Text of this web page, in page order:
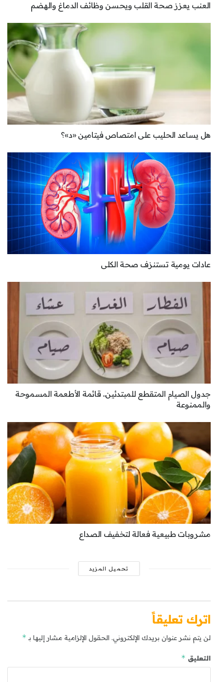
العنب يعزز صحة القلب ويحسن وظائف الدماغ والهضم
هل يساعد الحليب على امتصاص فيتامين «د»؟
عادات يومية تستنزف صحة الكلى
جدول الصيام المتقطع للمبتدئين.. قائمة الأطعمة المسموحة
والممنوعة
مشروبات طبيعية فعالة لتخفيف الصداع
تحميل المزيد
اترك تعليقاً
لن يتم نشر عنوان بريدك الإلكتروني. الحقول الإلزامية مشار إليها بـ *
التعليق *